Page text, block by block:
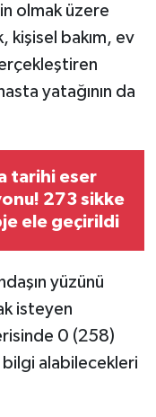
olmak üzere
kişisel bakım, ev
yatağının da
tarihi eser
273 sikke
ele geçirildi
yüzünü
isteyen
0 (258)
alabilecekleri